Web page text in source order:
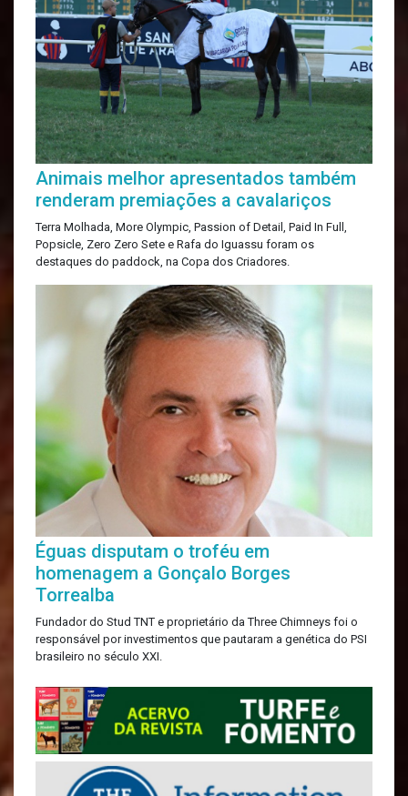
Animais melhor apresentados também
renderam premiações a cavalariços
Terra Molhada, More Olympic, Passion of Detail, Paid In Full,
Popsicle, Zero Zero Sete e Rafa do Iguassu foram os
destaques do paddock, na Copa dos Criadores.
Éguas disputam o troféu em
homenagem a Gonçalo Borges
Torrealba
Fundador do Stud TNT e proprietário da Three Chimneys foi o
responsável por investimentos que pautaram a genética do PSI
brasileiro no século XXI.